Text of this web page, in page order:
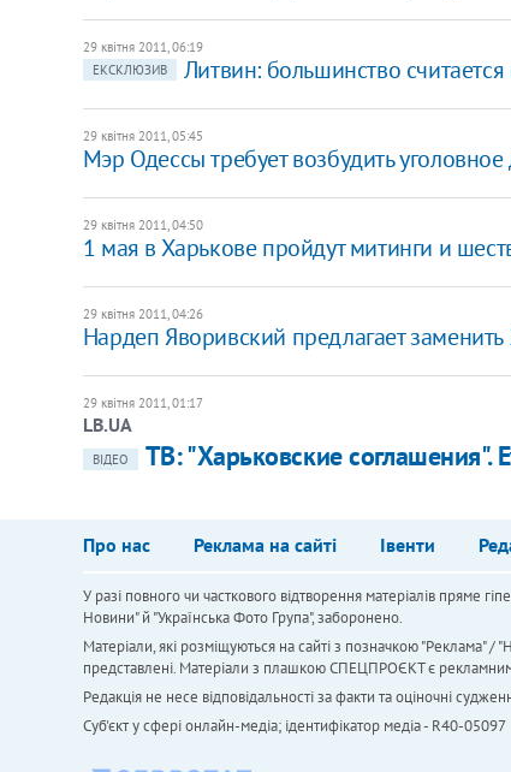
29 квітня 2011, 06:19
ЕКСКЛЮЗИВ
Литвин: большинство
29 квітня 2011, 05:45
Мэр Одессы требует возбудить
29 квітня 2011, 04:50
1 мая в Харькове пройдут митинги и
29 квітня 2011, 04:26
Нардеп Яворивский предлагает
29 квітня 2011, 01:17
LB.UA
ВІДЕО ТВ: "Харьковские соглашения".
Про нас Реклама на сайті Івенти
У разі повного чи часткового відтворення матеріалів пряме
Новини" й "Українська Фото Група", заборонено.
Матеріали, які розміщуються на сайті з позначкою "Реклама"
представлені. Матеріали з плашкою СПЕЦПРОЄКТ є
Редакція не несе відповідальності за факти та оціночні
Cуб'єкт у сфері онлайн-медіа; ідентифікатор медіа - R40-05097